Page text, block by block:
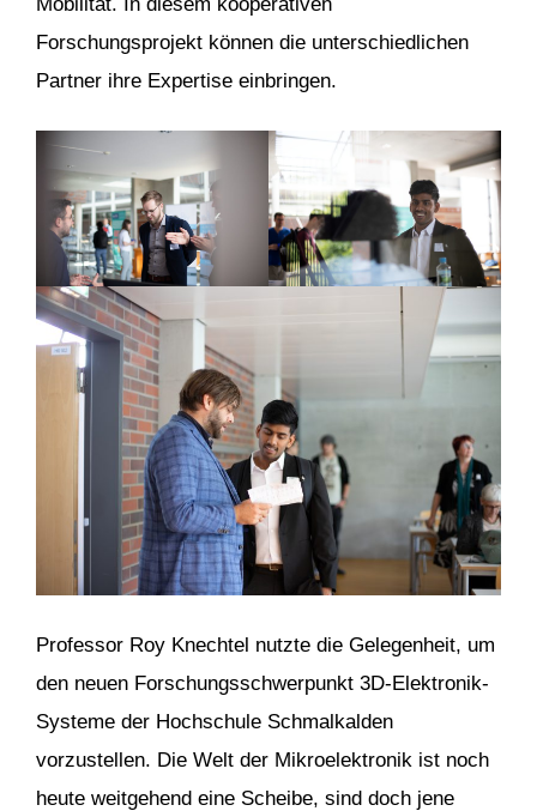
Forschungsprojekt können die unterschiedlichen
Partner ihre Expertise einbringen.
Professor Roy Knechtel nutzte die Gelegenheit, um
den neuen Forschungsschwerpunkt 3D-Elektronik-
Systeme der Hochschule Schmalkalden
vorzustellen. Die Welt der Mikroelektronik ist noch
heute weitgehend eine Scheibe, sind doch jene